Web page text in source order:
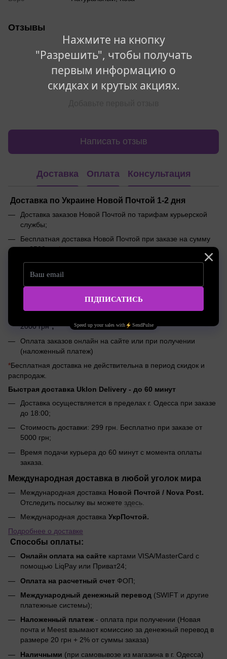
Нажмите на кнопку
"Разрешить", чтобы получать
первым информацию о
скидках и крутых акциях.
Отзывы
Написать отзыв
Доставка Оплата Консультация
Доставка по Украине Новой Почтой 1-2 дня
Доставка заказов Новой Почтой по тарифам курьерской
службы;
Бесплатная доставка Новой Почтой при заказе на сумму
от 2500 грн*;
Оплата заказов онлайн на сайте или при получении
(наложенный платеж)
Доставка по Украине Meest 1-4 дня
Доставка заказов Meest по тарифам курьерской службы;
2000 грн*;
Оплата заказов онлайн на сайте или при получении
(наложенный платеж)
*Бесплатная доставка не действительна в период скидок и
распродаж.
Быстрая доставка Uklon Delivery - до 60 минут
Доставка осуществляется в пределах г. Одесса при заказе
до 18:00;
Стоимость доставки: 299 грн. Бесплатно при заказе от
5000 грн;
Время подачи курьера до 60 минут с момента оплаты
заказа.
Международная доставка в любой уголок мира
Международная доставка Новой Почтой / Nova Post.
Отследить посылку вы можете здесь
Международная доставка УкрПочтой.
Подробнее о доставке
Способы оплаты:
Онлайн оплата на сайте картами VISA/MasterCard с
помощью LiqPay или Приват24;
Оплата на расчетный счет ФОП;
Международный денежный перевод (SWIFT и другие
платежные системы);
Наложенный платеж - оплата при получении (Новая
почта и Meest взымают комиссию за денежный перевод в
размере 20 грн + 2% от суммы заказа)
Наличными (при самовывозе из магазина в г. Одесса)